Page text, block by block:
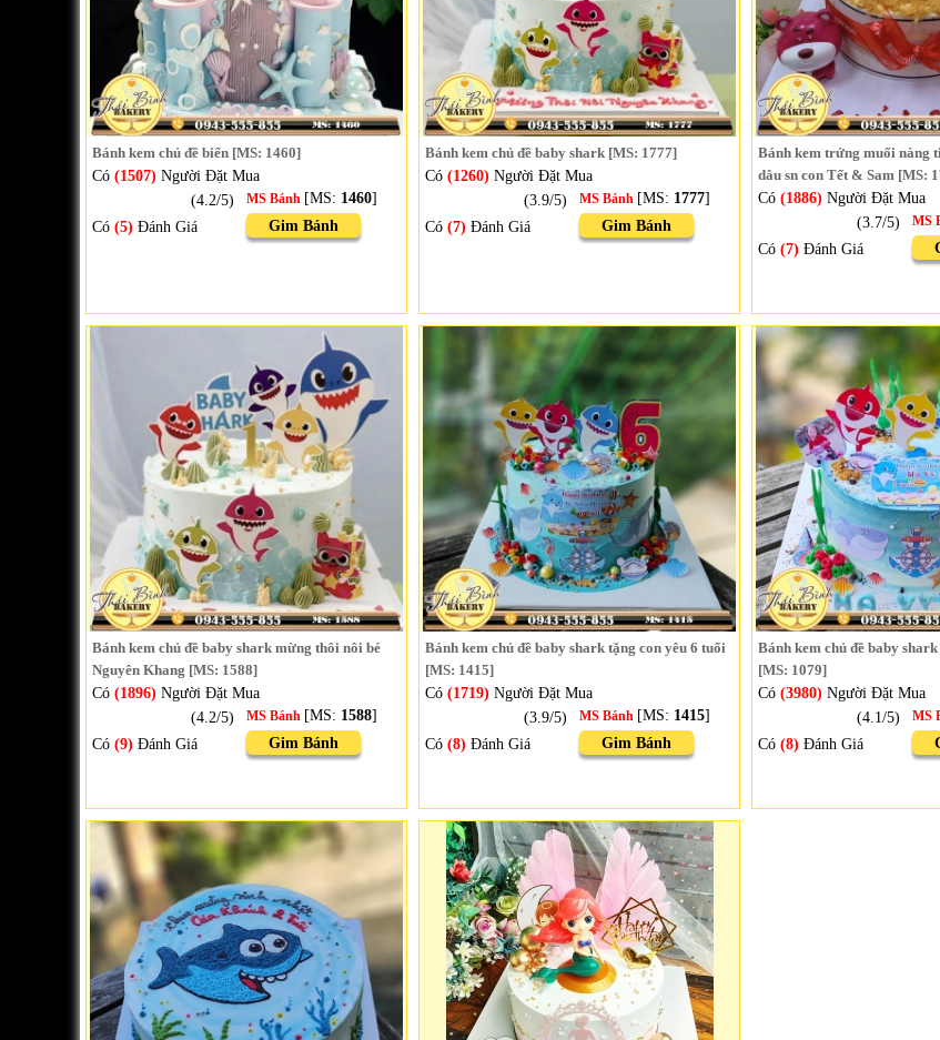
Bánh kem chủ đề biển [MS: 1460]
Có (1507) Người Đặt Mua
(4.2/5)
Có (5) Đánh Giá
MS Bánh [MS: 1460]
Gim Bánh
Bánh kem chủ đề baby shark [MS: 1777]
Có (1260) Người Đặt Mua
(3.9/5)
Có (7) Đánh Giá
MS Bánh [MS: 1777]
Gim Bánh
Bánh kem trứng muối nàng
dâu sn con Tết & Sam [MS:
Có (1886) Người Đặt Mua
(3.7/5)
Có (7) Đánh Giá
MS
Bánh kem chủ đề baby shark mừng thôi nôi bé
Nguyên Khang [MS: 1588]
Có (1896) Người Đặt Mua
(4.2/5)
Có (9) Đánh Giá
MS Bánh [MS: 1588]
Gim Bánh
Bánh kem chủ đề baby shark tặng con yêu 6 tuổi
[MS: 1415]
Có (1719) Người Đặt Mua
(3.9/5)
Có (8) Đánh Giá
MS Bánh [MS: 1415]
Gim Bánh
Bánh kem chủ đề baby
[MS: 1079]
Có (3980) Người Đặt Mua
(4.1/5)
Có (8) Đánh Giá
MS